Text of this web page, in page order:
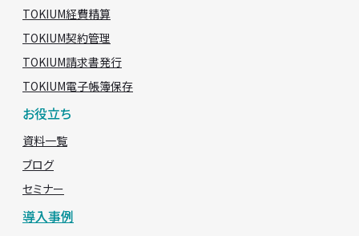
TOKIUM経費精算
TOKIUM契約管理
TOKIUM請求書発行
TOKIUM電子帳簿保存
お役立ち
資料一覧
ブログ
セミナー
導入事例